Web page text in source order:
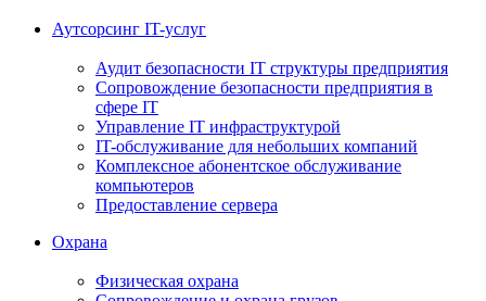
Аутсорсинг IT-услуг
Аудит безопасности IT структуры предприятия
Сопровождение безопасности предприятия в
сфере IT
Управление IT инфраструктурой
IT-обслуживание для небольших компаний
Комплексное абонентское обслуживание
компьютеров
Предоставление сервера
Охрана
Физическая охрана